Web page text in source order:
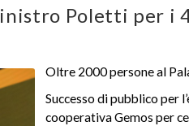
Poletti per i
Oltre 2000 persone al
Successo di pubblico per
cooperativa Gemos per